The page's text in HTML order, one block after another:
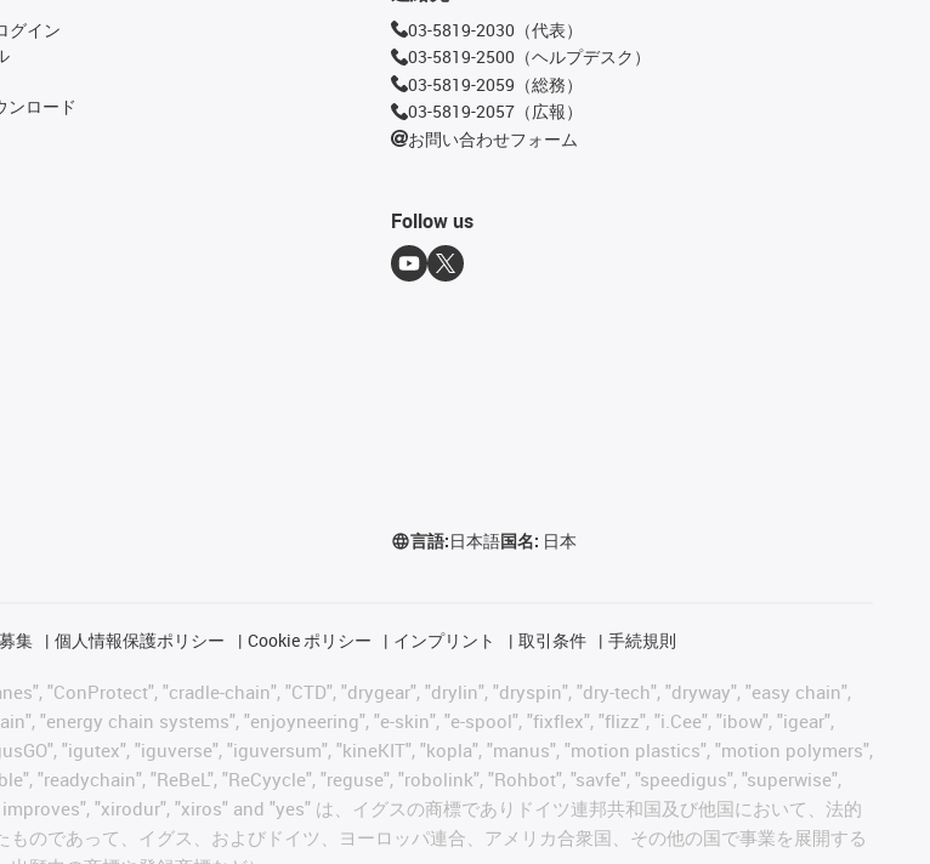
グイン
ンロード
03-5819-2030（代表）
03-5819-2500（ヘルプデスク）
03-5819-2059（総務）
03-5819-2057（広報）
お問い合わせフォーム
Follow us
言語:日本語国名: 日本
集 個人情報保護ポリシー Cookie ポリシー インプリント 取引条件 手続規則
"ConProtect", "cradle-chain", "CTD", "drygear", "drylin", "dryspin", "dry-tech", "dryway", "easy chain",
"energy chain systems", "enjoyneering", "e-skin", "e-spool", "fixflex", "flizz", "i.Cee", "ibow", "igear",
"igutex", "iguverse", "iguversum", "kineKIT", "kopla", "manus", "motion plastics", "motion polymers",
"readychain", "ReBeL", "ReCyycle", "reguse", "robolink", "Rohbot", "savfe", "speedigus", "superwise",
"xirodur", "xiros" and "yes" は、イグスの商標でありドイツ連邦共和国及び他国において、法的
のであって、イグス、およびドイツ、ヨーロッパ連合、アメリカ合衆国、その他の国で事業を展開する